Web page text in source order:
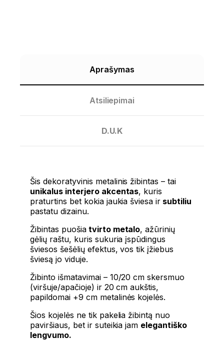
Aprašymas
Atsiliepimai
D.U.K
Šis dekoratyvinis metalinis žibintas – tai
unikalus interjero akcentas, kuris
praturtins bet kokia jaukia šviesa ir subtiliu
pastatu dizainu.
Žibintas puošiatvirto metalo, ažūrinių
gėlių raštu, kuris sukuria įspūdingus
šviesos šešėlių efektus, vos tik įžiebus
šviesą jo viduje.
Žibinto išmatavimai – 10/20 cm skersmuo
(viršuje/apačioje) ir 20 cm aukštis,
papildomai +9 cm metalinės kojelės.
Šios kojelės ne tik pakelia žibintą nuo
paviršiaus, bet ir suteikia jam elegantiško
lengvumo.